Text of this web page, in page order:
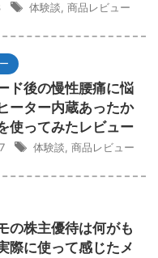
体験談 商品レビュー
ド後の慢性腰痛に悩
ーター内蔵あったか
使ってみたレビュー
体験談 商品レビュー
の株主優待は何がも
際に使って感じたメ